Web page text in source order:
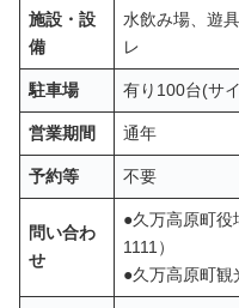
施設・設
備
水飲み場、遊
レ
駐車場 有り100台(サ
営業期間 通年
予約等 不要
問い合わ
せ
●久万高原町
1111）
●久万高原町観